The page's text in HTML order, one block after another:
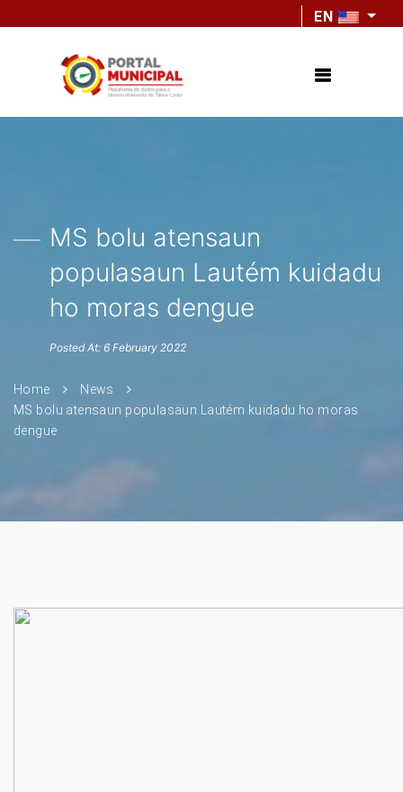
EN
MS bolu atensaun
populasaun Lautém kuidadu
ho moras dengue
Posted At: 6 February 2022
Home
News
MS bolu atensaun populasaun Lautém kuidadu ho moras
dengue